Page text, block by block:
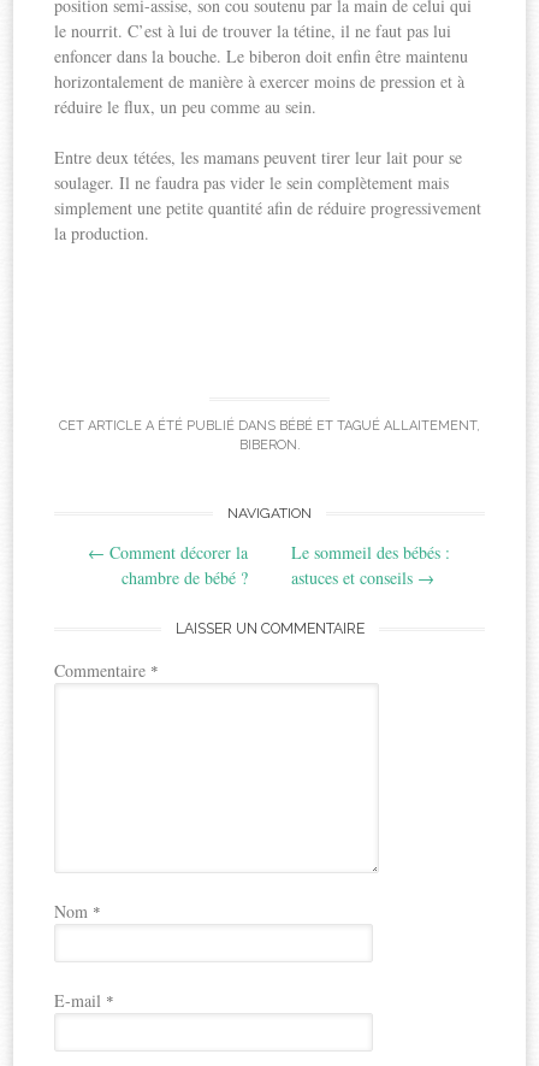
position semi-assise, son cou soutenu par la main de celui qui
le nourrit. C’est à lui de trouver la tétine, il ne faut pas lui
enfoncer dans la bouche. Le biberon doit enfin être maintenu
horizontalement de manière à exercer moins de pression et à
réduire le flux, un peu comme au sein.
Entre deux tétées, les mamans peuvent tirer leur lait pour se
soulager. Il ne faudra pas vider le sein complètement mais
simplement une petite quantité afin de réduire progressivement
la production.
CET ARTICLE A ÉTÉ PUBLIÉ DANS BÉBÉ ET TAGUÉ ALLAITEMENT,
BIBERON .
navigation
NAVIGATION
← Comment décorer la
chambre de bébé ?
Le sommeil des bébés :
astuces et conseils →
LAISSER UN COMMENTAIRE
Commentaire *
Nom *
E-mail *